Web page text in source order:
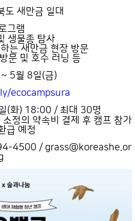
도 새만금 일대
그램
생물종 탐사
는 새만금 현장 방문
문 및 호수 러닝 등
5월 8일(금)
ecocampsura
(화) 18:00 / 최대 30명
정의 약속비 결제 후 캠프 참가
급 예정
4500 / grass@koreashe.or